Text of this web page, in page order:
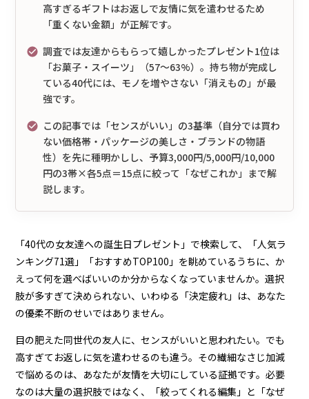
高すぎるギフトはお返しで友情に気を遣わせるため
「重くない金額」が正解です。
調査では友達からもらって嬉しかったプレゼント1位は
「お菓子・スイーツ」（57〜63%）。持ち物が完成し
ている40代には、モノを増やさない「消えもの」が最
強です。
この記事では「センスがいい」の3基準（自分では買わ
ない価格帯・パッケージの美しさ・ブランドの物語
性）を先に種明かしし、予算3,000円/5,000円/10,000
円の3帯×各5点＝15点に絞って「なぜこれか」まで解
説します。
「40代の女友達への誕生日プレゼント」で検索して、「人気ラ
ンキング71選」「おすすめTOP100」を眺めているうちに、か
えって何を選べばいいのか分からなくなっていませんか。選択
肢が多すぎて決められない、いわゆる「決定疲れ」は、あなた
の優柔不断のせいではありません。
目の肥えた同世代の友人に、センスがいいと思われたい。でも
高すぎてお返しに気を遣わせるのも違う。その繊細なさじ加減
で悩めるのは、あなたが友情を大切にしている証拠です。必要
なのは大量の選択肢ではなく、「絞ってくれる編集」と「なぜ